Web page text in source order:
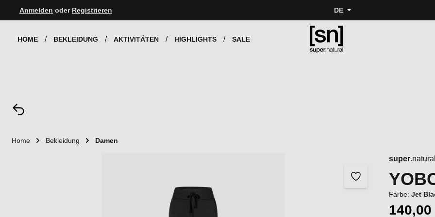
Hauptnavigation springen
Anmelden oder Registrieren DE
HOME BEKLEIDUNG AKTIVITÄTEN HIGHLIGHTS SALE
Home Bekleidung Damen
super.natural
Farbe:Jet
140,00